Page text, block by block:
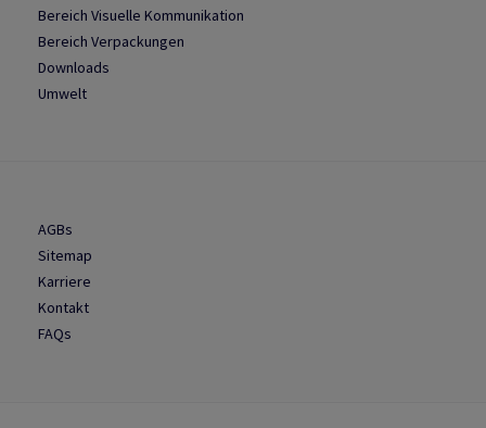
Bereich Visuelle Kommunikation
Bereich Verpackungen
Downloads
Umwelt
AGBs
Sitemap
Karriere
Kontakt
FAQs